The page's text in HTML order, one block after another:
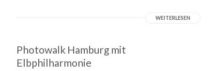
WEITERLESEN
Photowalk Hamburg mit
Elbphilharmonie